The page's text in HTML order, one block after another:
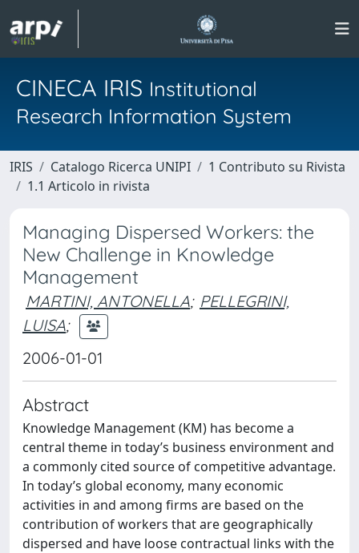
CINECA IRIS Institutional
Research Information System
IRIS Catalogo Ricerca UNIPI
1 Contributo su Rivista
1.1 Articolo in rivista
Managing Dispersed Workers: the
New Challenge in Knowledge
Management
MARTINI, ANTONELLA; PELLEGRINI,
LUISA;
2006-01-01
Abstract
Knowledge Management (KM) has become a
central theme in today’s business environment and
a commonly cited source of competitive advantage.
In today’s global economy, many economic
activities in and among firms are based on the
contribution of workers that are geographically
dispersed and have loose contractual links with the